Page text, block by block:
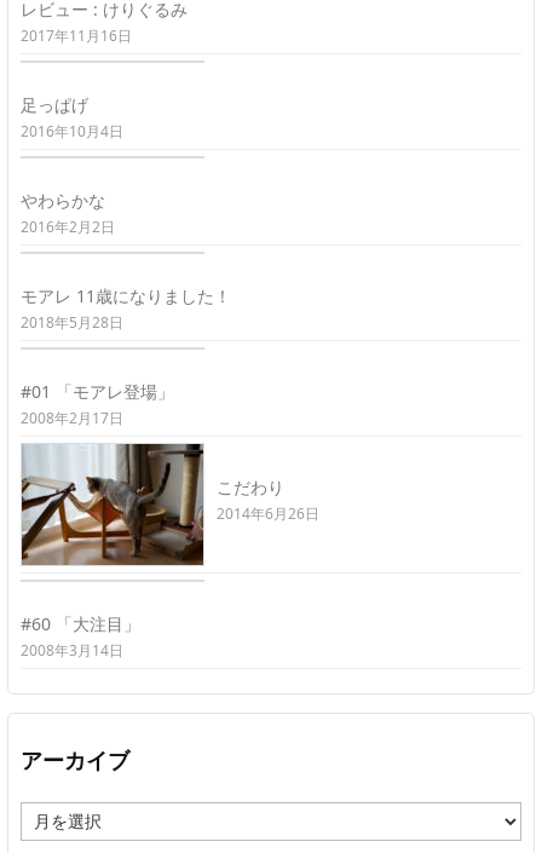
レビュー : けりぐるみ
2017年11月16日
足っぱげ
2016年10月4日
やわらかな
2016年2月2日
モアレ 11歳になりました！
2018年5月28日
#01 「モアレ登場」
2008年2月17日
こだわり
2014年6月26日
#60 「大注目」
2008年3月14日
アーカイブ
ー